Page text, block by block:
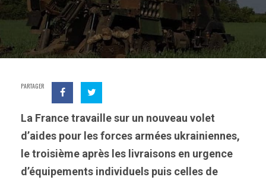
PARTAGER
La France travaille sur un nouveau volet
d’aides pour les forces armées ukrainiennes,
le troisième après les livraisons en urgence
d’équipements individuels puis celles de